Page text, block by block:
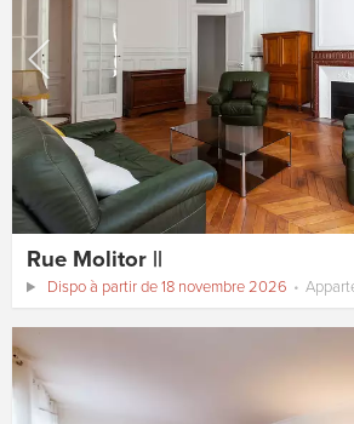
Rue Molitor ||
Dispo à partir de 18 novembre 2026